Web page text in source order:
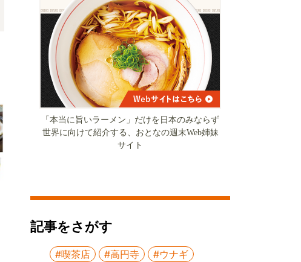
「本当に旨いラーメン」だけを日本のみならず
世界に向けて紹介する、おとなの週末Web姉妹
サイト
記事をさがす
#喫茶店 #高円寺
#ウナギ